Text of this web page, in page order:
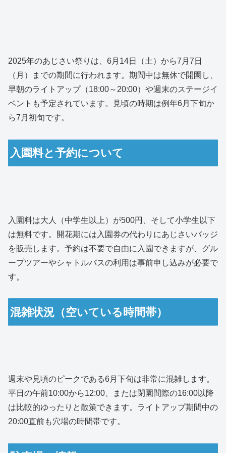
2025年のあじさい祭りは、6月14日（土）から7月7日
（月）までの期間に行われます。期間中は無休で開園し、
早朝のライトアップ（18:00～20:00）や週末のステージイ
ベントも予定されています。見頃の時期は例年6月下旬か
ら7月初旬です。
入園料と予約について
入園料は大人（中学生以上）が500円、そして小学生以下
は無料です。開花期には入園券の代わりにあじさいバッジ
を販売します。予約は不要で自由に入園できますが、グル
ープツアーやシャトルバスの利用は事前申し込みが必要で
す。
混雑状況（空いている時間帯）
週末や見頃のピークである6月下旬は非常に混雑します。
平日の午前10:00から12:00、または閉園間際の16:00以降
は比較的ゆったりと散策できます。ライトアップ期間中の
20:00直前も穴場の時間帯です。